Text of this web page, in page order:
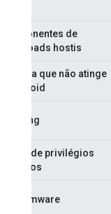
Componentes de
downloads hostis
Ameaça que não atinge
o Android
Phishing
Abuso de privilégios
elevados
Ransomware